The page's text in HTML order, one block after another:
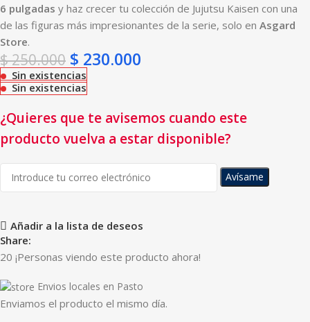
6 pulgadas y haz crecer tu colección de Jujutsu Kaisen con una
de las figuras más impresionantes de la serie, solo en Asgard
Store.
$250.000 $ 230.000
Sin existencias
Sin existencias
¿Quieres que te avisemos cuando este
producto vuelva a estar disponible?
Avísame
Añadir a la lista de deseos
Share:
20 ¡Personas viendo este producto ahora!
Envios locales en Pasto
Enviamos el producto el mismo día.